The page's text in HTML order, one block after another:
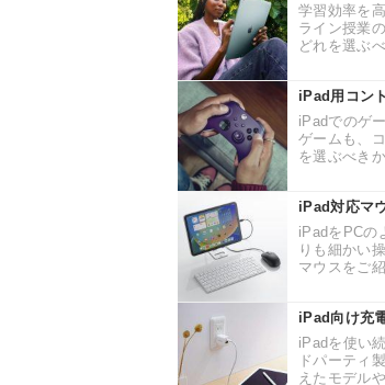
学習効率を
ライン授業
どれを選ぶ
iPad用コン
iPadでのゲ
ゲームも、
を選ぶべき
iPad対応マ
iPadをPCの
りも細かい
マウスをご
iPad向け充
iPadを使い
ドパーティ
えたモデル